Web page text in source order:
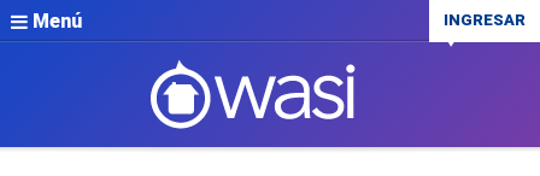
Menú INGRESAR